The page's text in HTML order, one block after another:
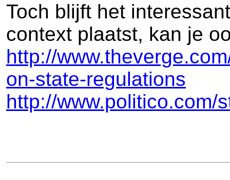
Toch blijft het
context plaatst, kan je
http://
on-state-regulations
http://www.politico.com/